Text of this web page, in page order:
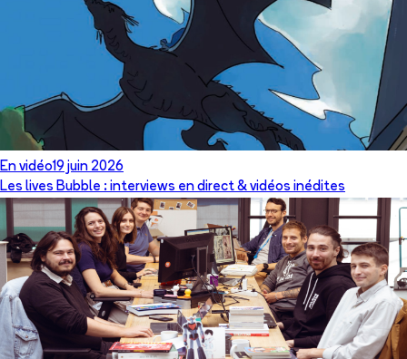
En vidéo19 juin 2026
Les lives Bubble : interviews en direct & vidéos inédites